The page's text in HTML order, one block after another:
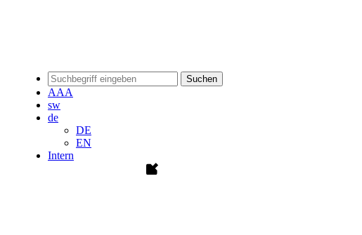
Suchen
AAA
sw
de
DE
EN
Intern